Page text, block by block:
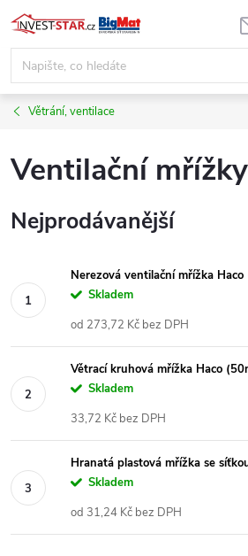
Přejít
na
obsah
Větrání, ventilace
Ventilační mřížky
Nejprodávanější
Nerezová ventilační mřížka
Skladem
od 273,72 Kč bez DPH
Větrací kruhová mřížka Haco
Skladem
33,72 Kč bez DPH
Hranatá plastová mřížka se
Skladem
od 31,24 Kč bez DPH